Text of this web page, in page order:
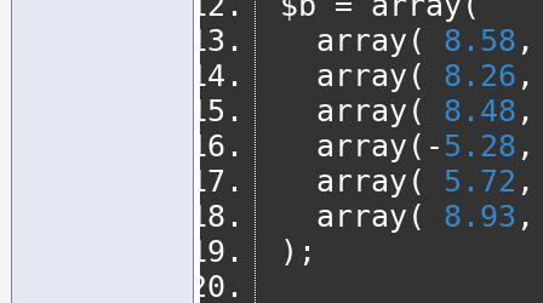
	 array
( 8.58 ,
	 array
( 8.26 ,
	 array
( 8.48 ,
	 array
(-5.28 ,
	 array
( 5.72 ,
	 array
( 8.93 ,
);